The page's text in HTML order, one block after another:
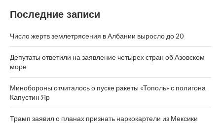
Последние записи
Число жертв землетрясения в Албании выросло до 20
Депутаты ответили на заявление четырех стран об Азовском
море
Минобороны отчиталось о пуске ракеты «Тополь» с полигона
Капустин Яр
Трамп заявил о планах признать наркокартели из Мексики